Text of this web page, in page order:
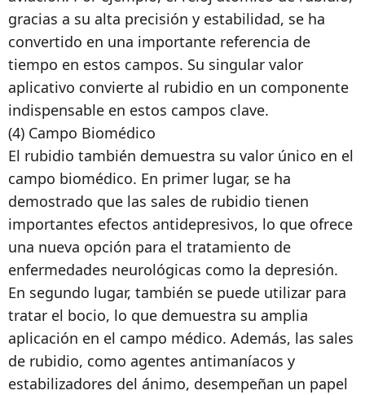
gracias a su alta precisión y estabilidad, se ha
convertido en una importante referencia de
tiempo en estos campos. Su singular valor
aplicativo convierte al rubidio en un componente
indispensable en estos campos clave.
(4) Campo Biomédico
El rubidio también demuestra su valor único en el
campo biomédico. En primer lugar, se ha
demostrado que las sales de rubidio tienen
importantes efectos antidepresivos, lo que ofrece
una nueva opción para el tratamiento de
enfermedades neurológicas como la depresión.
En segundo lugar, también se puede utilizar para
tratar el bocio, lo que demuestra su amplia
aplicación en el campo médico. Además, las sales
de rubidio, como agentes antimaníacos y
estabilizadores del ánimo, desempeñan un papel